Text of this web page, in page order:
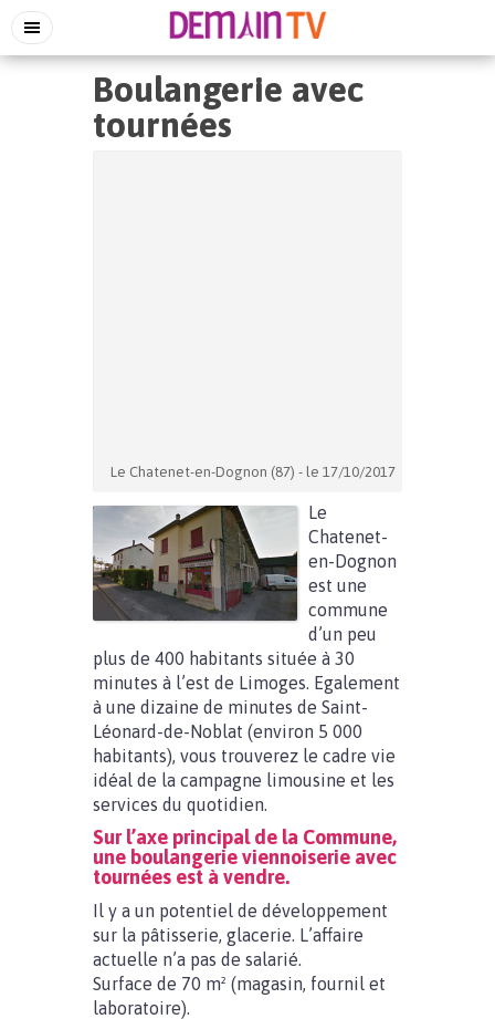
Boulangerie avec
tournées
Le Chatenet-en-Dognon (87) - le 17/10/2017
Le
Chatenet-
en-Dognon
est une
commune
d’un peu
plus de 400 habitants située à 30
minutes à l’est de Limoges. Egalement
à une dizaine de minutes de Saint-
Léonard-de-Noblat (environ 5 000
habitants), vous trouverez le cadre vie
idéal de la campagne limousine et les
services du quotidien.
Sur l’axe principal de la Commune,
une boulangerie viennoiserie avec
tournées est à vendre.
Il y a un potentiel de développement
sur la pâtisserie, glacerie. L’affaire
actuelle n’a pas de salarié.
Surface de 70 m² (magasin, fournil et
laboratoire).